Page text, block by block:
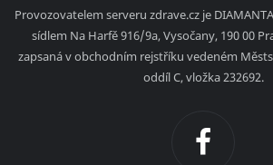
Provozovatelem serveru zdrave.cz je
sídlem Na Harfě 916/9a, Vysočany, 190 00
zapsaná v obchodním rejstříku vedeném
oddíl C, vložka 232692.